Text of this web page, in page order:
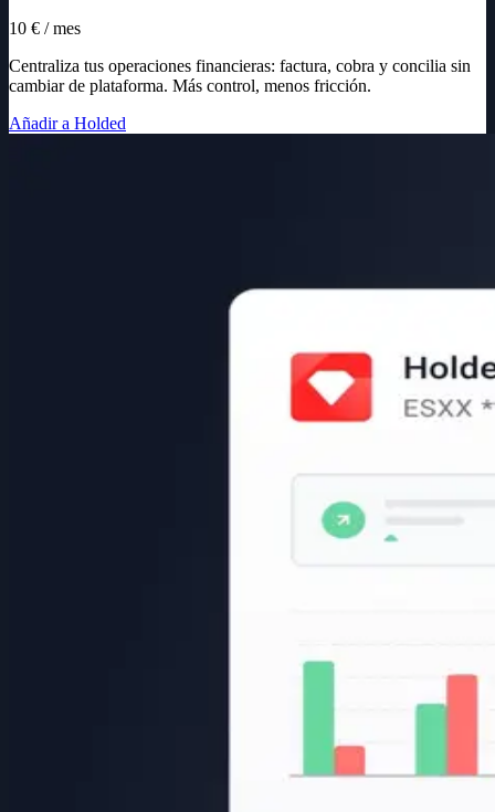
10 € / mes
Centraliza tus operaciones financieras: factura, cobra y concilia sin
cambiar de plataforma. Más control, menos fricción.
Añadir a Holded